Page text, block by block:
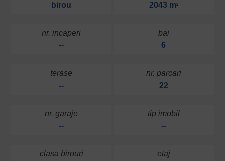
birou
2043 m2
nr. incaperi
--
bai
6
terase
--
nr. parcari
22
nr. garaje
--
tip imobil
--
clasa birouri
etaj